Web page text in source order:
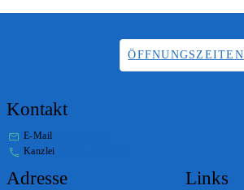
ÖFFNUNGSZEITEN
Kontakt
E-Mail
Kanzlei
Adresse Links